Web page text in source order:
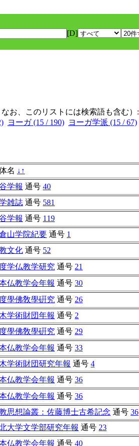
[D]
お、このリストには検索語も含む）:
ヨーガ (15 / 190) ヨーガ学派 (15 / 67)
名 ↓ ↑
学報 通号 40
雑誌 通号 581
学報 通号 119
山学院紀要 通号 1
文化 通号 52
学仏教学研究 通号 21
仏教学会年報 通号 30
學佛敎學硏究 通号 26
学術財団年報 通号 2
學佛敎學硏究 通号 29
仏教学会年報 通号 33
学術財団研究年報 通号 4
仏教学会年報 通号 36
仏教学会年報 通号 36
思想論叢：佐藤博士古希記念 通号 36
大学文学部研究年報 通号 23
仏教学会年報 通号 40